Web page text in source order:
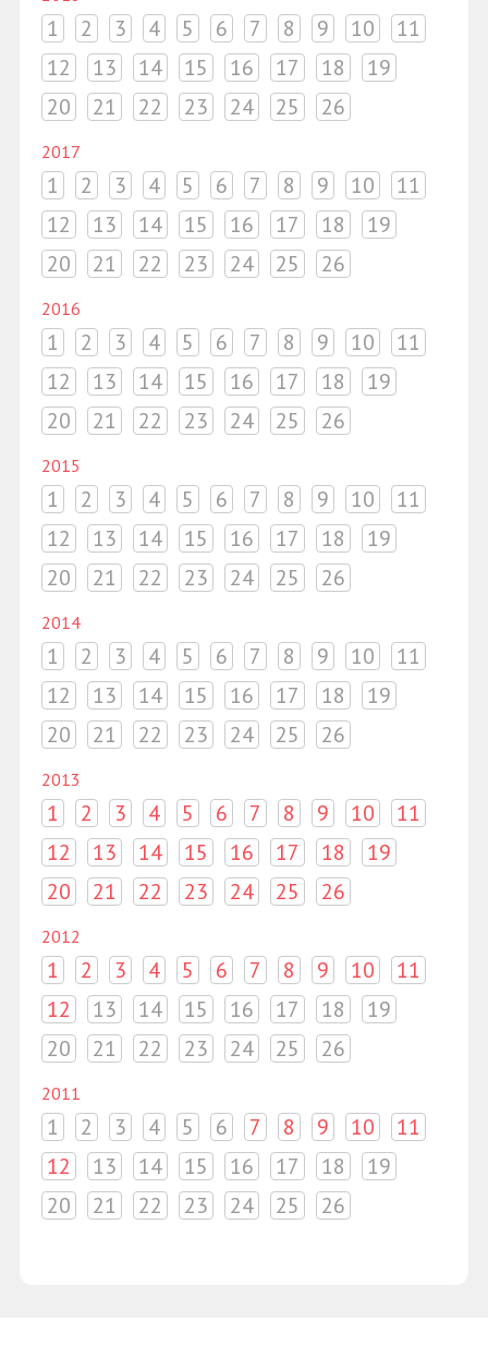
1 2 3 4 5 6 7 8 9 10
11
12
13 14 15 16 17 18
19
20
21 22 23 24 25 26
2017
1 2 3 4 5 6 7 8 9 10
11
12
13 14 15 16 17 18
19
20
21 22 23 24 25 26
2016
1 2 3 4 5 6 7 8 9 10
11
12
13 14 15 16 17 18
19
20
21 22 23 24 25 26
2015
1 2 3 4 5 6 7 8 9 10
11
12
13 14 15 16 17 18
19
20
21 22 23 24 25 26
2014
1 2 3 4 5 6 7 8 9 10
11
12
13 14 15 16 17 18
19
20
21 22 23 24 25 26
2013
1 2 3 4 5 6 7 8 9 10
11
12
13 14 15 16 17 18
19
20
21 22 23 24 25 26
2012
1 2 3 4 5 6 7 8 9 10
11
12
13 14 15 16 17 18
19
20
21 22 23 24 25 26
2011
1 2 3 4 5 6 7 8 9 10
11
12
13 14 15 16 17 18
19
20
21 22 23 24 25 26